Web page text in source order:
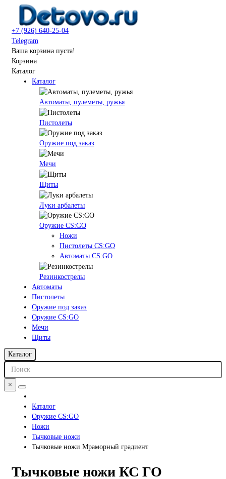
+7 (926) 640-25-04
Telegram
Ваша корзина пуста!
Корзина
Каталог
Каталог
Автоматы, пулеметы, ружья
Пистолеты
Оружие под заказ
Мечи
Щиты
Луки арбалеты
Оружие CS:GO
Ножи
Пистолеты CS:GO
Автоматы CS:GO
Резинкострелы
Автоматы
Пистолеты
Оружие под заказ
Оружие CS:GO
Мечи
Щиты
Каталог
×
Каталог
Оружие CS:GO
Ножи
Тычковые ножи
Тычковые ножи Мраморный градиент
Тычковые ножи КС ГО